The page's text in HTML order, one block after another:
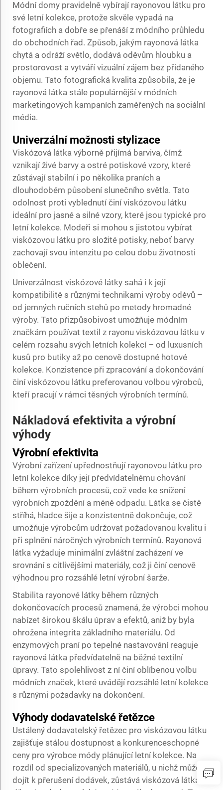
Módní domy pravidelně vybírají rayonovou látku pro
své letní kolekce, protože skvěle vypadá na
fotografiích a dobře se přenáší z módního průhledu
do obchodních řad. Způsob, jakým rayonová látka
chytá a odráží světlo, dodává oděvům hloubku a
prostorovost a vytváří vizuální zájem bez přidaného
objemu. Tato fotografická kvalita způsobila, že je
rayonová látka stále populárnější v módních
marketingových kampaních zaměřených na sociální
média.
Univerzální možnosti stylizace
Viskózová látka výborně přijímá barviva, čímž
vznikají živé barvy a ostré potiskové vzory, které
zůstávají stabilní i po několika praních a
dlouhodobém působení slunečního světla. Tato
odolnost proti vyblednutí činí viskózovou látku
ideální pro jasné a silné vzory, které jsou typické pro
letní kolekce. Modeři si mohou s jistotou vybírat
viskózovou látku pro složité potisky, neboť barvy
zachovají svou intenzitu po celou dobu životnosti
oblečení.
Univerzálnost viskózové látky sahá i k její
kompatibilitě s různými technikami výroby oděvů –
od jemných ručních stehů po metody hromadné
výroby. Tato přizpůsobivost umožňuje módním
značkám používat textil z rayonu viskózovou látku v
celém rozsahu svých letních kolekcí – od luxusních
kusů pro butiky až po cenově dostupné hotové
kolekce. Konzistence při zpracování a dokončování
činí viskózovou látku preferovanou volbou výrobců,
kteří pracují v rámci těsných výrobních termínů.
Nákladová efektivita a výrobní
výhody
Výrobní efektivita
Výrobní zařízení upřednostňují rayonovou látku pro
letní kolekce díky její předvídatelnému chování
během výrobních procesů, což vede ke snížení
výrobních zpoždění a méně odpadu. Látka se čistě
stříhá, hladce šije a konzistentně dokončuje, což
umožňuje výrobcům udržovat požadovanou kvalitu i
při splnění náročných výrobních termínů. Rayonová
látka vyžaduje minimální zvláštní zacházení ve
srovnání s citlivějšími materiály, což ji činí cenově
výhodnou pro rozsáhlé letní výrobní šarže.
Stabilita rayonové látky během různých
dokončovacích procesů znamená, že výrobci mohou
nabízet širokou škálu úprav a efektů, aniž by byla
ohrožena integrita základního materiálu. Od
enzymových praní po tepelné nastavování reaguje
rayonová látka předvídatelně na běžné textilní
úpravy. Tato spolehlivost z ní činí oblíbenou volbu
módních značek, které uvádějí rozsáhlé letní kolekce
s různými požadavky na dokončení.
Výhody dodavatelské řetězce
Ustálený dodavatelský řetězec pro viskózovou látku
zajišťuje stálou dostupnost a konkurenceschopné
ceny pro výrobce módy plánující letní kolekce. Na
rozdíl od specializovaných materiálů, u nichž může
dojít k přerušení dodávek, zůstává viskózová látka